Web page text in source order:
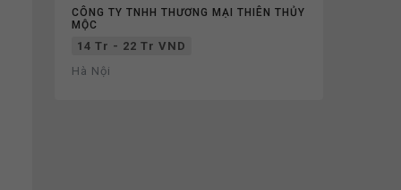
doanh)
CÔNG TY TNHH THƯƠNG MẠI THIÊN THỦY
MỘC
14 Tr - 22 Tr VND
Hà Nội